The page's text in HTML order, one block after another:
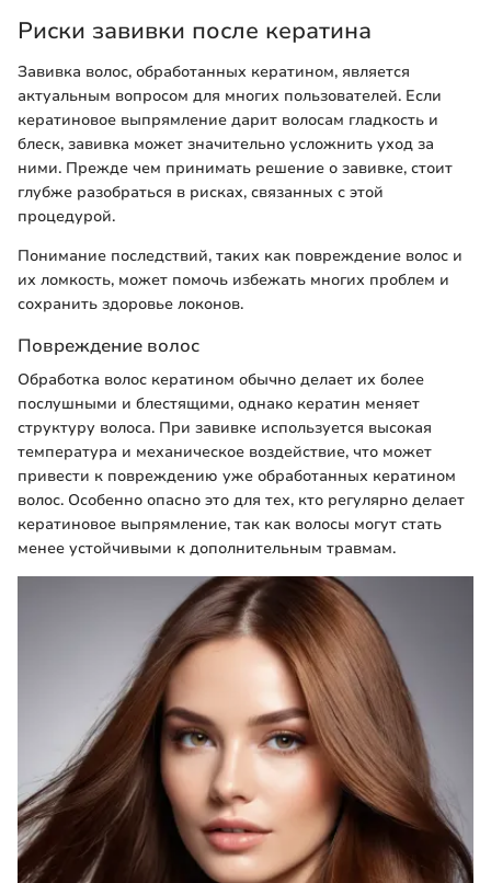
Риски завивки после кератина
Завивка волос, обработанных кератином, является
актуальным вопросом для многих пользователей. Если
кератиновое выпрямление дарит волосам гладкость и
блеск, завивка может значительно усложнить уход за
ними. Прежде чем принимать решение о завивке, стоит
глубже разобраться в рисках, связанных с этой
процедурой.
Понимание последствий, таких как повреждение волос и
их ломкость, может помочь избежать многих проблем и
сохранить здоровье локонов.
Повреждение волос
Обработка волос кератином обычно делает их более
послушными и блестящими, однако кератин меняет
структуру волоса. При завивке используется высокая
температура и механическое воздействие, что может
привести к повреждению уже обработанных кератином
волос. Особенно опасно это для тех, кто регулярно делает
кератиновое выпрямление, так как волосы могут стать
менее устойчивыми к дополнительным травмам.